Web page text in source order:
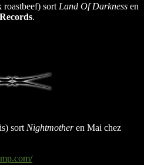
roastbeef) sort Land Of Darkness en
.
sort Nightmotheren Mai chez